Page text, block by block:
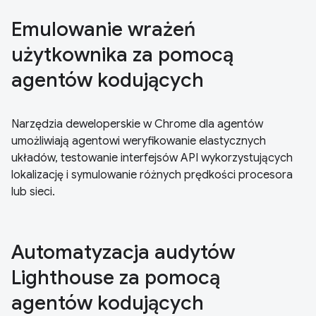
Emulowanie wrażeń
użytkownika za pomocą
agentów kodujących
Narzędzia deweloperskie w Chrome dla agentów
umożliwiają agentowi weryfikowanie elastycznych
układów, testowanie interfejsów API wykorzystujących
lokalizację i symulowanie różnych prędkości procesora
lub sieci.
Automatyzacja audytów
Lighthouse za pomocą
agentów kodujących